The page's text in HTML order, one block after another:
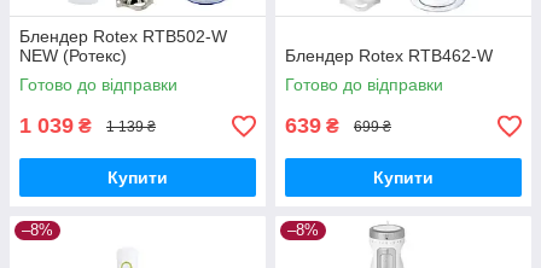
Блендер Rotex RTB502-W
NEW (Ротекс)
Готово до відправки
1 039 ₴ 1 139 ₴
Купити
Блендер Rotex RTB462-W
Готово до відправки
639 ₴ 699 ₴
Купити
–8% –8%